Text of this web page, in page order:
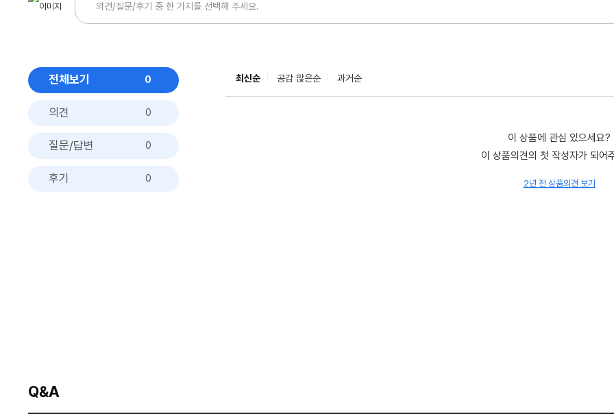
전체보기 0
의견 0
질문/답변 0
후기 0
최신순 공감 많은순 과거순
이 상품에 관심 있으세요?
이 상품의견의 첫 작성자가 되어
2년 전 상품의견 보기
Q&A